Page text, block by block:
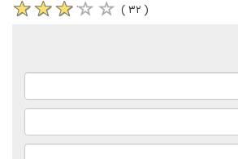
( ۳۲ )